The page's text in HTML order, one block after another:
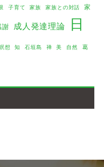
子育て 家族 家族との対話 家
謝 成人発達理論
日
想 知 石垣島 禅 美 自然
葛